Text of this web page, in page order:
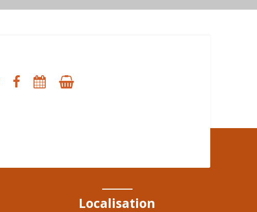
Localisation